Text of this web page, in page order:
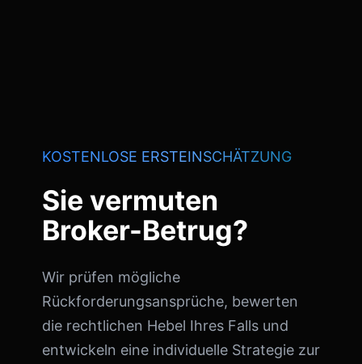
KOSTENLOSE ERSTEINSCHÄTZUNG
Sie vermuten
Broker-Betrug?
Wir prüfen mögliche
Rückforderungsansprüche, bewerten
die rechtlichen Hebel Ihres Falls und
entwickeln eine individuelle Strategie zur